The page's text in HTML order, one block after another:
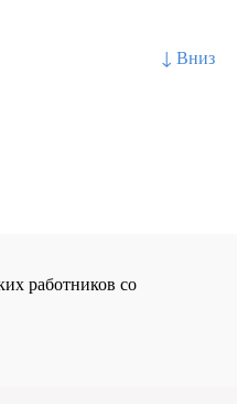
↓ Вниз
работников со